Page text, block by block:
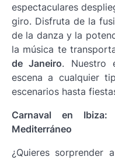
espectaculares
giro. Disfruta de la
de la danza y la
la música te
de Janeiro. Nuestro
escena a cualquier
escenarios hasta
Carnaval en
Mediterráneo
¿Quieres sorprender